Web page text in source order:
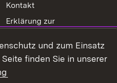
Kontakt
Erklärung zur
Impressumund zum Einsatz
finden Sie in unserer